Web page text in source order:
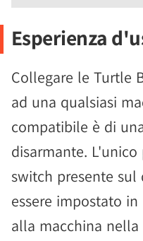
Esperienza
Collegare le Turtle
ad una qualsiasi
compatibile è di
disarmante.
switch presente sul
essere impostato
alla macchina